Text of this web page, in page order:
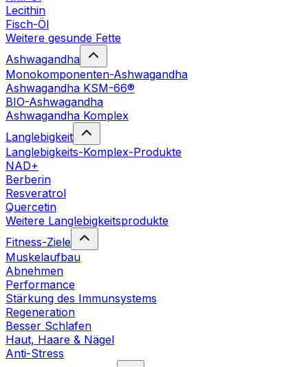
Lecithin
Fisch-Öl
Weitere gesunde Fette
Ashwagandha
Monokomponenten-Ashwagandha
Ashwagandha KSM-66®
BIO-Ashwagandha
Ashwagandha Komplex
Langlebigkeit
Langlebigkeits-Komplex-Produkte
NAD+
Berberin
Resveratrol
Quercetin
Weitere Langlebigkeitsprodukte
Fitness-Ziele
Muskelaufbau
Abnehmen
Performance
Stärkung des Immunsystems
Regeneration
Besser Schlafen
Haut, Haare & Nägel
Anti-Stress